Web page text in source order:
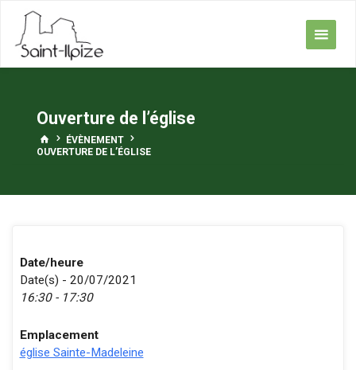
content
Ouverture de l’église
HOMEÉVÈNEMENT
OUVERTURE DE L’ÉGLISE
Date/heure
Date(s) - 20/07/2021
16:30 - 17:30
Emplacement
église Sainte-Madeleine